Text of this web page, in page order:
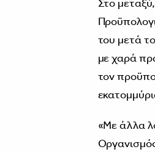
Στο
του μετά
με χαρά
τον
«Με άλλα